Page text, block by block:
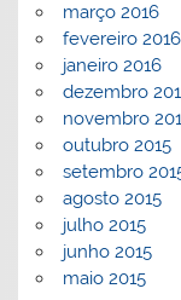
março 2016
fevereiro 2016
janeiro 2016
dezembro
novembro
outubro 2015
setembro
agosto 2015
julho 2015
junho 2015
maio 2015